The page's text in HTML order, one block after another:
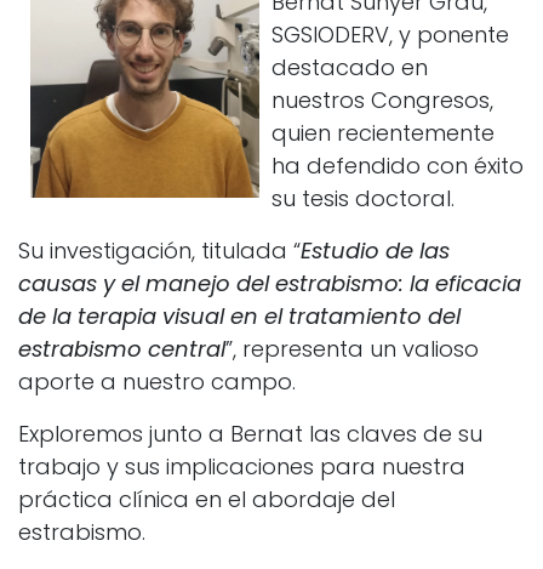
SGSIODERV, y ponente
destacado en
nuestros Congresos,
quien recientemente
ha defendido con éxito
su tesis doctoral.
Su investigación, titulada “Estudio de las
causas y el manejo del estrabismo: la eficacia
de la terapia visual en el tratamiento del
estrabismo central”, representa un valioso
aporte a nuestro campo.
Exploremos junto a Bernat las claves de su
trabajo y sus implicaciones para nuestra
práctica clínica en el abordaje del
estrabismo.